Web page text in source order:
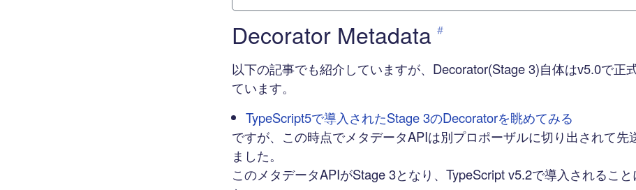
Decorator Metadata #
以下の記事でも紹介していますが、Decorator(Stage 3)自体はv5.0で正
ています。
TypeScript5で導入されたStage 3のDecoratorを眺めてみる
ですが、この時点でメタデータAPIは別プロポーザルに切り出されて先
ました。
このメタデータAPIがStage 3となり、TypeScript v5.2で導入されること